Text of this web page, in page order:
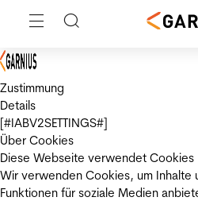
Zustimmung
Details
[#IABV2SETTINGS#]
Über Cookies
Diese Webseite verwendet Cookies
Wir verwenden Cookies, um Inhalte
Funktionen für soziale Medien